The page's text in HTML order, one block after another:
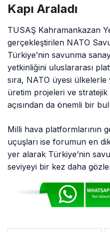
Kapı Araladı
TUSAŞ Kahramankazan
gerçekleştirilen NATO
Türkiye’nin savunma
yetkinliğini uluslararası
sıra, NATO üyesi ülkelerle
üretim projeleri ve
açısından da önemli bir
Milli hava platformlarının
uçuşları ise forumun en
yer alarak Türkiye’nin
seviyeyi bir kez daha